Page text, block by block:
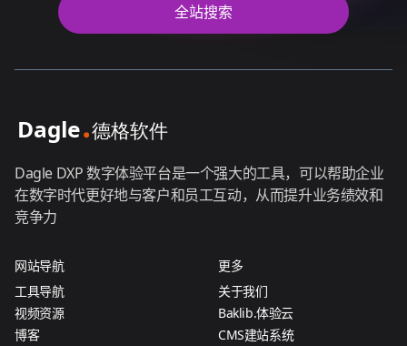
全站搜索
Dagle DXP 数字体验平台是一个强大的工具，可以帮助企业
在数字时代更好地与客户和员工互动，从而提升业务绩效和
竞争力
网站导航
工具导航
视频资源
博客
更多
关于我们
Baklib.体验云
CMS建站系统